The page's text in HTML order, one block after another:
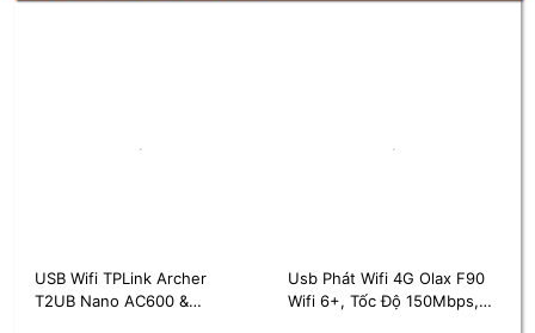
Usb Phát Wifi 4G Olax F90
Wifi 6+, Tốc Độ 150Mbps,
USB Wi-Fi 6 TP-Link Archer
TX20U Plus | Băng Tần Kép